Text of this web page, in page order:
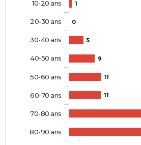
1
0
5
9
11
11
10-20 ans
20-30 ans
30-40 ans
40-50 ans
50-60 ans
60-70 ans
70-80 ans
80-90 ans